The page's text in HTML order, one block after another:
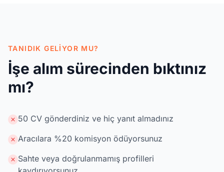
TANIDIK GELIYOR MU?
İşe alım sürecinden bıktınız
mı?
50 CV gönderdiniz ve hiç yanıt almadınız
Aracılara %20 komisyon ödüyorsunuz
Sahte veya doğrulanmamış profilleri